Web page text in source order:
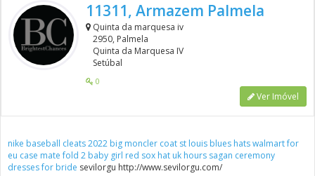
11311, Armazem Palmela
Quinta da marquesa iv
2950, Palmela
Quinta da Marquesa IV
Setúbal
0
Ver Imóvel
nike baseball cleats 2022 big moncler coat st louis blues hats walmart for
eu case mate fold 2 baby girl red sox hat uk hours sagan ceremony
dresses for bride sevilorgu http://www.sevilorgu.com/